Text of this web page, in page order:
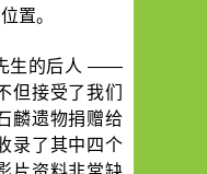
置。
生的后人 ——
但接受了我们
麟遗物捐赠给
录了其中四个